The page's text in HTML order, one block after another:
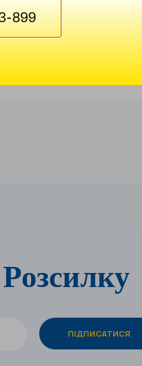
людини розбірна
₴
899